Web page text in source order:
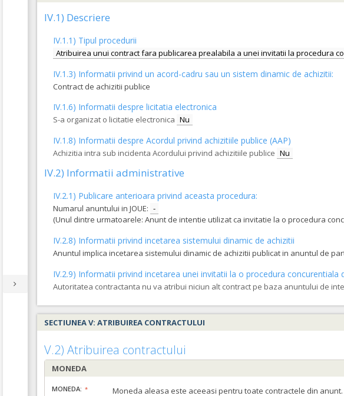
IV.1) Descriere
IV.1.1) Tipul procedurii
Atribuirea unui contract fara publicarea prealabila a unei invitatii la procedura
IV.1.3) Informatii privind un acord-cadru sau un sistem dinamic de achizitii:
Contract de achizitii publice
IV.1.6) Informatii despre licitatia electronica
S-a organizat o licitatie electronica Nu
IV.1.8) Informatii despre Acordul privind achizitiile publice (AAP)
Achizitia intra sub incidenta Acordului privind achizitiile publice Nu
IV.2) Informatii administrative
IV.2.1) Publicare anterioara privind aceasta procedura:
Numarul anuntului in JOUE: -
(Unul dintre urmatoarele: Anunt de intentie utilizat ca invitatie la o procedura
IV.2.8) Informatii privind incetarea sistemului dinamic de achizitii
Anuntul implica incetarea sistemului dinamic de achizitii publicat in anuntul de
IV.2.9) Informatii privind incetarea unei invitatii la o procedura
Autoritatea contractanta nu va atribui niciun alt contract pe baza anuntului de
SECTIUNEA V: ATRIBUIREA CONTRACTULUI
V.2) Atribuirea contractului
MONEDA
MONEDA:
Moneda aleasa este aceeasi pentru toate contractele din